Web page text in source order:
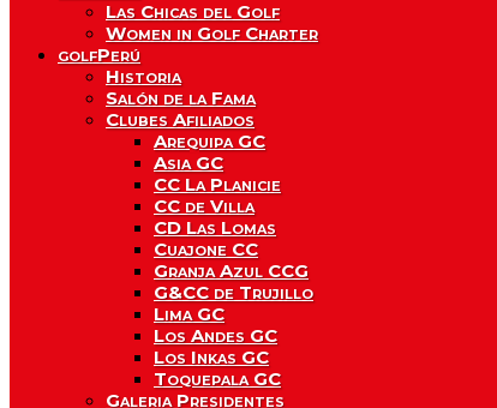
Las Chicas del Golf
Women in Golf Charter
golfPerú
Historia
Salón de la Fama
Clubes Afiliados
Arequipa GC
Asia GC
CC La Planicie
CC de Villa
CD Las Lomas
Cuajone CC
Granja Azul CCG
G&CC de Trujillo
Lima GC
Los Andes GC
Los Inkas GC
Toquepala GC
Galeria Presidentes